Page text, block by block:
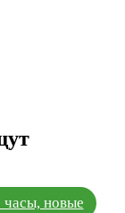
новые